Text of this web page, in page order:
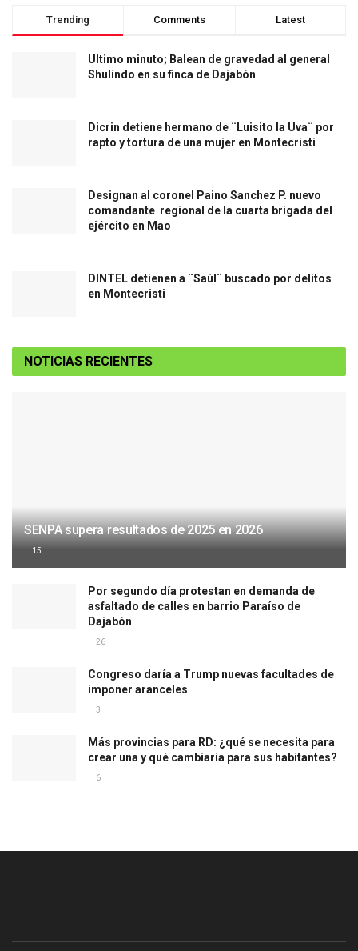
Trending Comments Latest
Ultimo minuto; Balean de gravedad al general
Shulindo en su finca de Dajabón
Dicrin detiene hermano de ¨Luisito la Uva¨ por
rapto y tortura de una mujer en Montecristi
Designan al coronel Paino Sanchez P. nuevo
comandante regional de la cuarta brigada del
ejército en Mao
DINTEL detienen a ¨Saúl¨ buscado por delitos
en Montecristi
NOTICIAS RECIENTES
SENPA supera resultados de 2025 en 2026
15
Por segundo día protestan en demanda de
asfaltado de calles en barrio Paraíso de
Dajabón
26
Congreso daría a Trump nuevas facultades de
imponer aranceles
3
Más provincias para RD: ¿qué se necesita para
crear una y qué cambiaría para sus habitantes?
6